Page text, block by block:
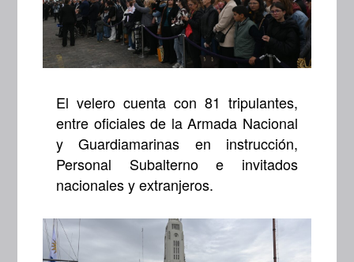
El velero cuenta con 81 tripulantes,
entre oficiales de la Armada Nacional
y Guardiamarinas en instrucción,
Personal Subalterno e invitados
nacionales y extranjeros.